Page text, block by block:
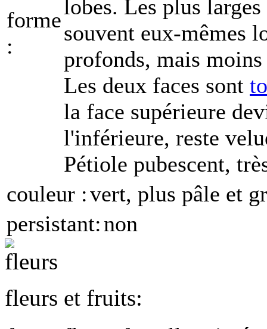
forme
:
lobes. Les plus
souvent eux-mêmes
profonds, mais
Les deux faces sont
la face supérieure
l'inférieure, reste
Pétiole pubescent,
couleur :vert, plus pâle et
persistant:non
fleurs et fruits: